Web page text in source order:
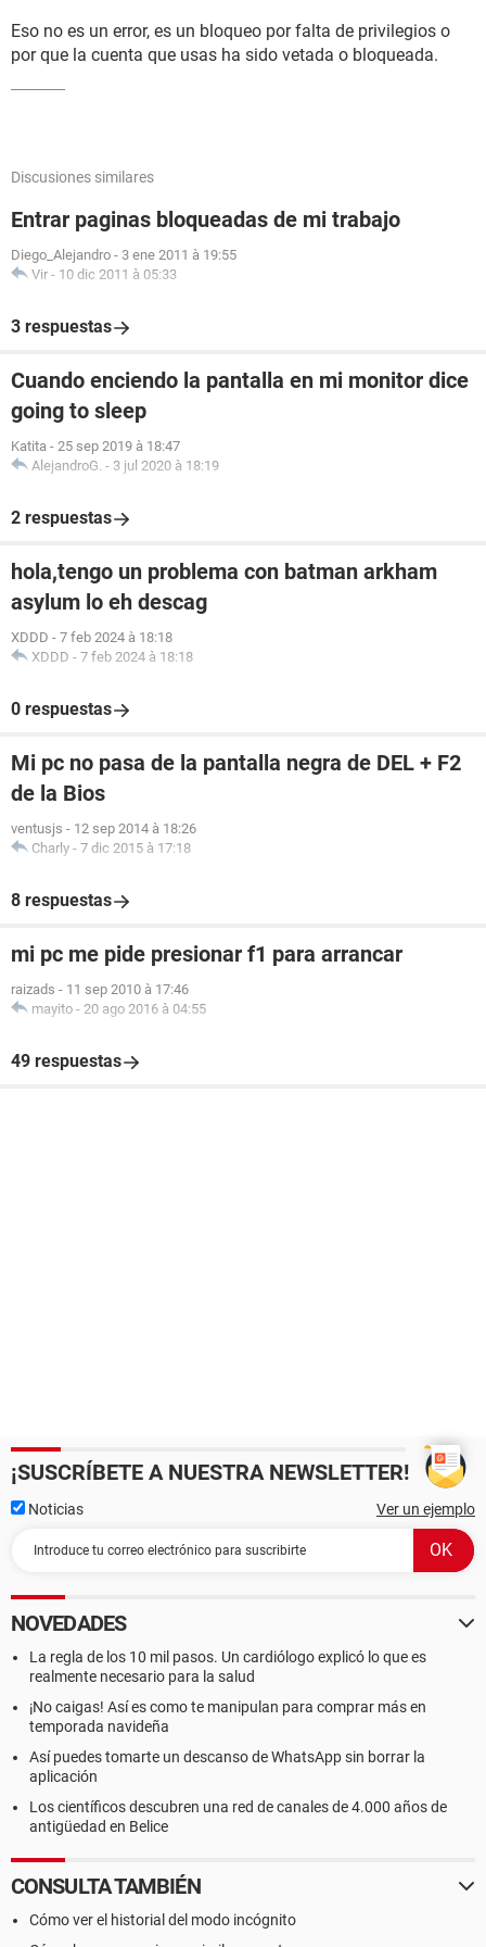
Eso no es un error, es un bloqueo por falta de privilegios o
por que la cuenta que usas ha sido vetada o bloqueada.
Discusiones similares
Entrar paginas bloqueadas de mi trabajo
Diego_Alejandro - 3 ene 2011 à 19:55
Vir - 10 dic 2011 à 05:33
3 respuestas
Cuando enciendo la pantalla en mi monitor dice
going to sleep
Katita - 25 sep 2019 à 18:47
AlejandroG. - 3 jul 2020 à 18:19
2 respuestas
hola,tengo un problema con batman arkham
asylum lo eh descag
XDDD - 7 feb 2024 à 18:18
XDDD - 7 feb 2024 à 18:18
0 respuestas
Mi pc no pasa de la pantalla negra de DEL + F2
de la Bios
ventusjs - 12 sep 2014 à 18:26
Charly - 7 dic 2015 à 17:18
8 respuestas
mi pc me pide presionar f1 para arrancar
raizads - 11 sep 2010 à 17:46
mayito - 20 ago 2016 à 04:55
49 respuestas
¡SUSCRÍBETE A NUESTRA NEWSLETTER!
Noticias Ver un ejemplo
NOVEDADES
La regla de los 10 mil pasos. Un cardiólogo explicó lo que es
realmente necesario para la salud
¡No caigas! Así es como te manipulan para comprar más en
temporada navideña
Así puedes tomarte un descanso de WhatsApp sin borrar la
aplicación
Los científicos descubren una red de canales de 4.000 años de
antigüedad en Belice
CONSULTA TAMBIÉN
Cómo ver el historial del modo incógnito